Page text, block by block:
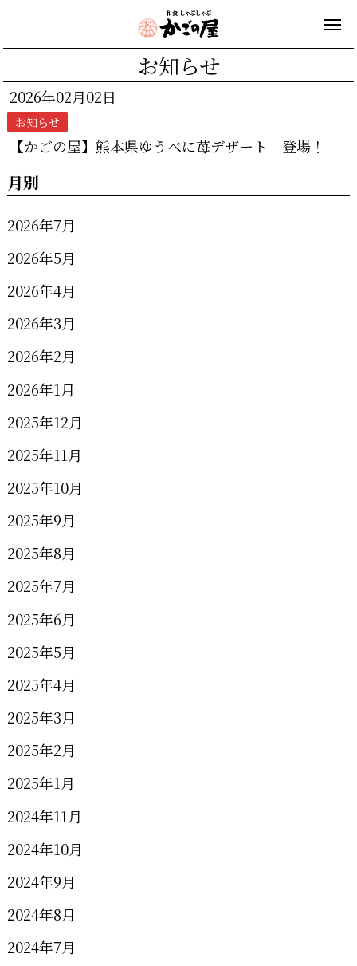
お知らせ
2026年02月02日
お知らせ
【かごの屋】熊本県ゆうべに苺デザート 登場！
月別
2026年7月
2026年5月
2026年4月
2026年3月
2026年2月
2026年1月
2025年12月
2025年11月
2025年10月
2025年9月
2025年8月
2025年7月
2025年6月
2025年5月
2025年4月
2025年3月
2025年2月
2025年1月
2024年11月
2024年10月
2024年9月
2024年8月
2024年7月